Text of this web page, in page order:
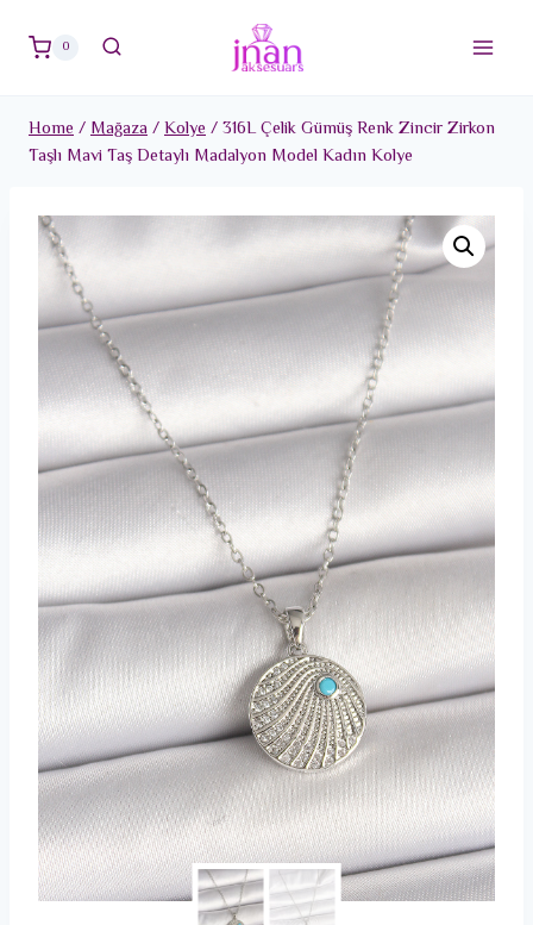
0
Home/Mağaza/Kolye/316L Çelik Gümüş Renk Zincir Zirkon
Taşlı Mavi Taş Detaylı Madalyon Model Kadın Kolye